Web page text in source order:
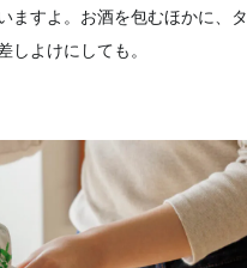
ますよ。お酒を包むほかに、タ
しよけにしても。